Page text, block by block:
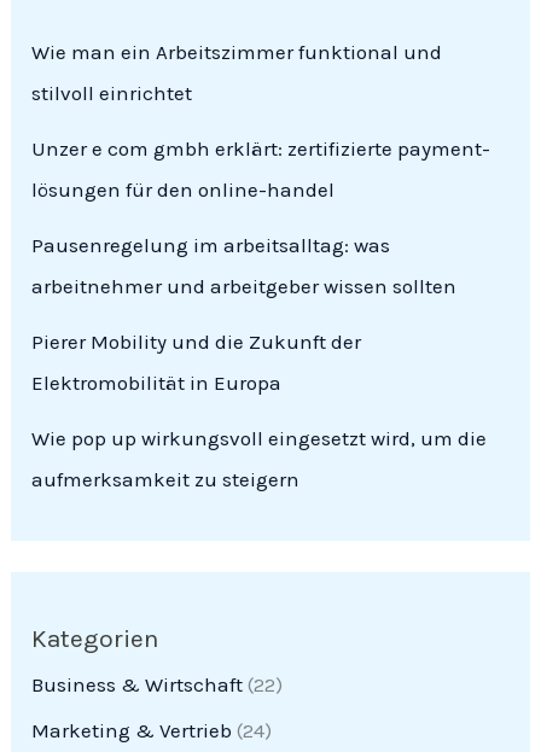
Wie man ein Arbeitszimmer funktional und
stilvoll einrichtet
Unzer e com gmbh erklärt: zertifizierte payment-
lösungen für den online-handel
Pausenregelung im arbeitsalltag: was
arbeitnehmer und arbeitgeber wissen sollten
Pierer Mobility und die Zukunft der
Elektromobilität in Europa
Wie pop up wirkungsvoll eingesetzt wird, um die
aufmerksamkeit zu steigern
Kategorien
Business & Wirtschaft (22)
Marketing & Vertrieb (24)